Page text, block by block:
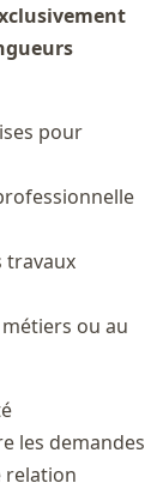
pour
travaux
ou au
les demandes
relation